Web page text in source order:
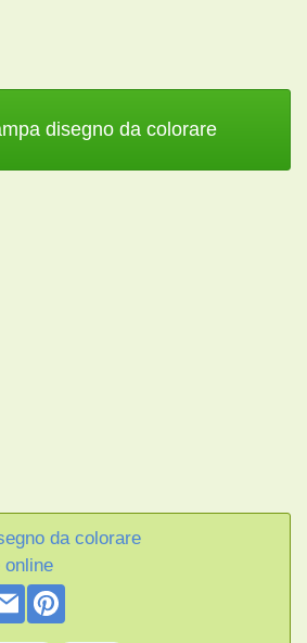
disegno da colorare
da colorare
online